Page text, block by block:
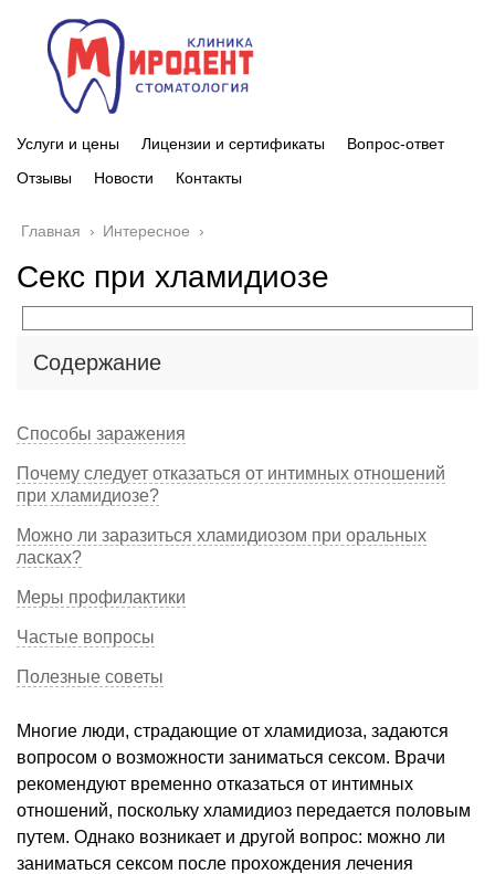
Услуги и цены Лицензии и сертификаты
Вопрос-ответ
Отзывы
Новости Контакты
Главная › Интересное ›
Секс при хламидиозе
Содержание
Способы заражения
Почему следует отказаться от интимных отношений
при хламидиозе?
Можно ли заразиться хламидиозом при оральных
ласках?
Меры профилактики
Частые вопросы
Полезные советы
Многие люди, страдающие от хламидиоза, задаются
вопросом о возможности заниматься сексом. Врачи
рекомендуют временно отказаться от интимных
отношений, поскольку хламидиоз передается половым
путем. Однако возникает и другой вопрос: можно ли
заниматься сексом после прохождения лечения